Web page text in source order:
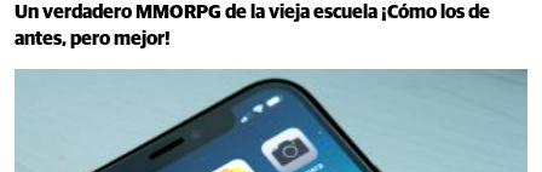
Un verdadero MMORPG de la vieja escuela ¡Cómo los de
antes, pero mejor!